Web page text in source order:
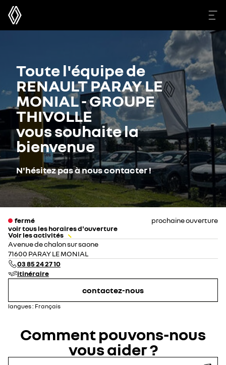
Toute l'équipe de
RENAULT PARAY LE
MONIAL - GROUPE
THIVOLLE
vous souhaite la
bienvenue
N'hésitez pas à nous contacter !
fermé
prochaine ouverture
voir tous les horaires d'ouverture
lundi
mardi
mercredi
jeudi
vendredi
Voir les activités
Avenue de chalon sur saone
71600 PARAY LE MONIAL
03 85 24 27 10
itinéraire
contactez-nous
langues : Français
Comment pouvons-nous
vous aider ?